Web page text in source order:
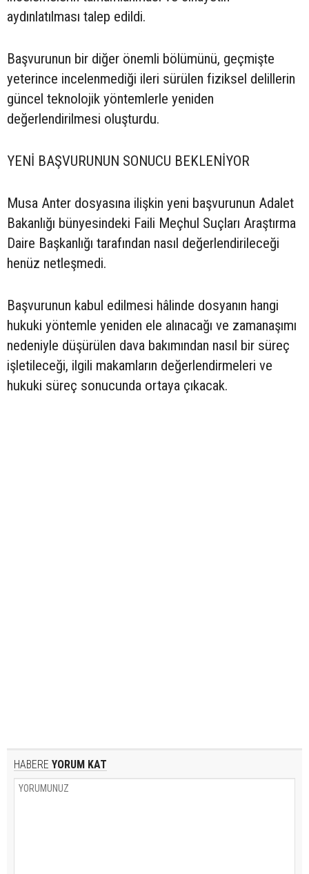
aydınlatılması talep edildi.
Başvurunun bir diğer önemli bölümünü, geçmişte
yeterince incelenmediği ileri sürülen fiziksel delillerin
güncel teknolojik yöntemlerle yeniden
değerlendirilmesi oluşturdu.
YENİ BAŞVURUNUN SONUCU BEKLENİYOR
Musa Anter dosyasına ilişkin yeni başvurunun Adalet
Bakanlığı bünyesindeki Faili Meçhul Suçları Araştırma
Daire Başkanlığı tarafından nasıl değerlendirileceği
henüz netleşmedi.
Başvurunun kabul edilmesi hâlinde dosyanın hangi
hukuki yöntemle yeniden ele alınacağı ve zamanaşımı
nedeniyle düşürülen dava bakımından nasıl bir süreç
işletileceği, ilgili makamların değerlendirmeleri ve
hukuki süreç sonucunda ortaya çıkacak.
HABERE YORUM KAT